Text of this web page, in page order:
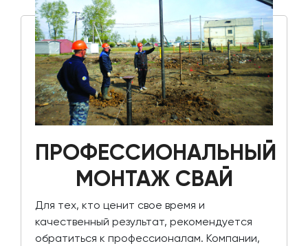
ПРОФЕССИОНАЛЬНЫЙ
МОНТАЖ СВАЙ
Для тех, кто ценит свое время и
качественный результат, рекомендуется
обратиться к профессионалам. Компании,